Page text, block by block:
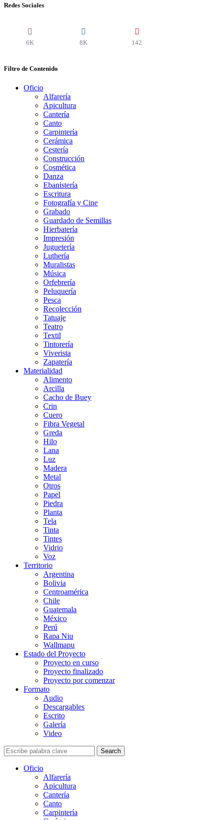
Redes Sociales
6K 8K 142
Filtro de Contenido
Oficio
Alfarería
Apicultura
Cantería
Canto
Carpintería
Cerámica
Cestería
Construcción
Cosmética
Danza
Ebanistería
Escritura
Fotografía y Cine
Grabado
Guardado de Semillas
Hierbatería
Impresión
Juguetería
Luthería
Muralistas
Música
Orfebrería
Peluquería
Pesca
Recolección
Tatuaje
Teatro
Textil
Tintorería
Viverista
Zapatería
Materialidad
Alimento
Arcilla
Cacho de Buey
Crin
Cuero
Fibra Vegetal
Greda
Hilo
Lana
Luz
Madera
Metal
Otros
Papel
Piedra
Planta
Tela
Tinta
Tintes
Vidrio
Voz
Territorio
Argentina
Bolivia
Centroamérica
Chile
Guatemala
México
Perú
Rapa Niu
Wallmapu
Estado del Proyecto
Proyecto en curso
Proyecto finalizado
Proyecto por comenzar
Formato
Audio
Descargables
Escrito
Galería
Video
Search
Oficio
Alfarería
Apicultura
Cantería
Canto
Carpintería